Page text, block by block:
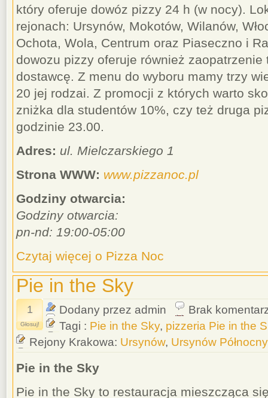
który oferuje dowóz pizzy 24 h (w nocy).
rejonach: Ursynów, Mokotów, Wilanów,
Ochota, Wola, Centrum oraz Piaseczno i
dowozu pizzy oferuje również
dostawcę. Z menu do wyboru mamy trzy
20 jej rodzai. Z promocji z których warto
zniżka dla studentów 10%, czy też druga
godzinie 23.00.
Adres: ul. Mielczarskiego 1
Strona WWW: www.pizzanoc.pl
Godziny otwarcia:
Godziny otwarcia:
pn-nd: 19:00-05:00
Czytaj więcej o Pizza Noc
Pie in the Sky
1
Głosuj!
Dodany przez admin
Brak
Tagi : Pie in the Sky, pizzeria Pie in the
Rejony Krakowa: Ursynów, Ursynów Północny
Pie in the Sky
Pie in the Sky to restauracja mieszcząca